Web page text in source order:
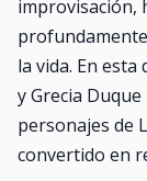
improvisación,
la vida. En
y Grecia
personajes de
convertido en